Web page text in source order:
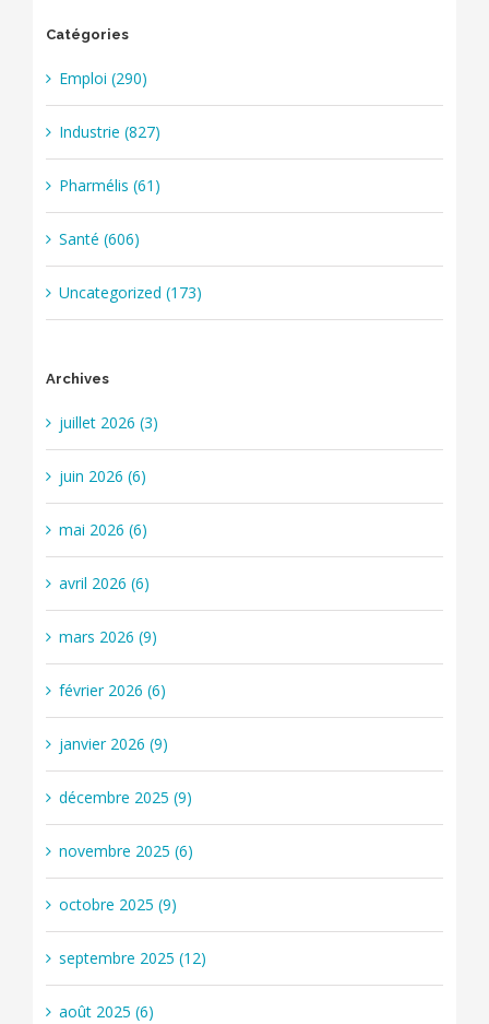
Catégories
Emploi (290)
Industrie (827)
Pharmélis (61)
Santé (606)
Uncategorized (173)
Archives
juillet 2026 (3)
juin 2026 (6)
mai 2026 (6)
avril 2026 (6)
mars 2026 (9)
février 2026 (6)
janvier 2026 (9)
décembre 2025 (9)
novembre 2025 (6)
octobre 2025 (9)
septembre 2025 (12)
août 2025 (6)